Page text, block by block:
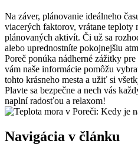
Na záver, plánovanie ideálneho
viacerých faktorov, vrátane teploty
plánovaných aktivít. Či už sa
alebo uprednostníte pokojnejšiu
Poreč ponúka nádherné zážitky
vám naše informácie pomôžu
tohto krásneho mesta a užiť si
Plavte sa bezpečne a nech vás
naplní radosťou a relaxom!
Navigácia v článku